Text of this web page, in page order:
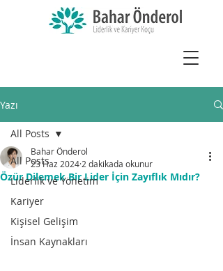
Yazı
All Posts
Liderlik ve Yönetim
Kariyer
Kişisel Gelişim
İnsan Kaynakları
All Posts
Özür Dilemek Bir Lider İçin Zayıflık Mıdır?
Bahar Önderol
23 Haz 2024 2 dakikada okunur